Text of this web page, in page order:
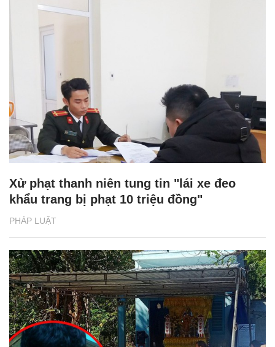
PHÁP LUẬT
Xử phạt thanh niên tung tin "lái xe đeo
khẩu trang bị phạt 10 triệu đồng"